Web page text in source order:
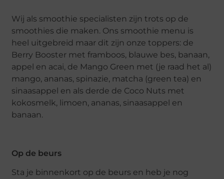
Wij als smoothie specialisten zijn trots op de
smoothies die maken. Ons smoothie menu is
heel uitgebreid maar dit zijn onze toppers: de
Berry Booster met framboos, blauwe bes, banaan,
appel en acai, de Mango Green met (je raad het al)
mango, ananas, spinazie, matcha (green tea) en
sinaasappel en als derde de Coco Nuts met
kokosmelk, limoen, ananas, sinaasappel en
banaan.
Op de beurs
Sta je binnenkort op de beurs en heb je nog